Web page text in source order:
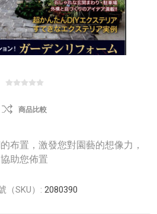
商品比較
布置，激發您對園藝的想像力，
協助您佈置
（SKU）: 2080390